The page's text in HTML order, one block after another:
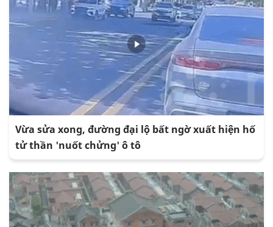
Vừa sửa xong, đường đại lộ bất ngờ xuất hiện hố
tử thần 'nuốt chửng' ô tô